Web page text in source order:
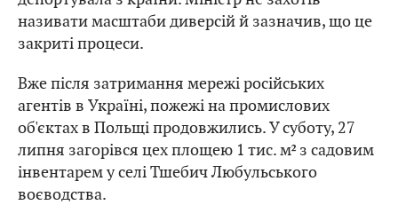
називати масштаби диверсій й зазначив, що це
закриті процеси.
Вже після затримання мережі російських
агентів в Україні, пожежі на промислових
об'єктах в Польщі продовжились. У суботу, 27
липня загорівся цех площею 1 тис. м² з садовим
інвентарем у селі Тшебич Любульського
воєводства.